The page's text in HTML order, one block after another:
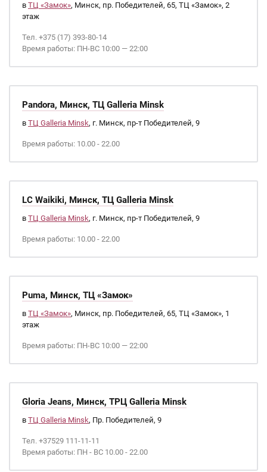
в ТЦ «Замок», Минск, пр. Победителей, 65, ТЦ «Замок», 2
этаж
Тел. +375 (17) 393-80-14
Время работы: ПН-ВС 10:00 — 22:00
Pandora, Минск, ТЦ Galleria Minsk
в ТЦ Galleria Minsk, г. Минск, пр-т Победителей, 9
Время работы: 10.00 - 22.00
LC Waikiki, Минск, ТЦ Galleria Minsk
в ТЦ Galleria Minsk, г. Минск, пр-т Победителей, 9
Время работы: 10.00 - 22.00
Puma, Минск, ТЦ «Замок»
в ТЦ «Замок», Минск, пр. Победителей, 65, ТЦ «Замок», 1
этаж
Время работы: ПН-ВС 10:00 — 22:00
Gloria Jeans, Минск, ТРЦ Galleria Minsk
в ТЦ Galleria Minsk, Пр. Победителей, 9
Тел. +37529 111-11-11
Время работы: ПН - ВС 10.00 - 22.00